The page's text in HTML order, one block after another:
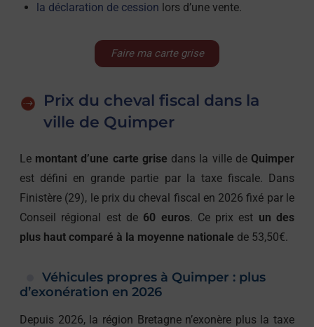
la déclaration de cession lors d’une vente.
Faire ma carte grise
Prix du cheval fiscal dans la
ville de Quimper
Le montant d’une carte grise dans la ville de Quimper
est défini en grande partie par la taxe fiscale. Dans
Finistère (29), le prix du cheval fiscal en 2026 fixé par le
Conseil régional est de 60 euros. Ce prix est un des
plus haut comparé à la moyenne nationale de 53,50€.
Véhicules propres à Quimper : plus
d’exonération en 2026
Depuis 2026, la région Bretagne n’exonère plus la taxe